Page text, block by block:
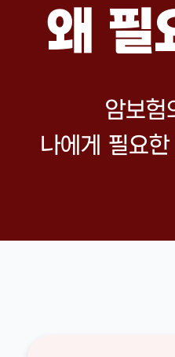
왜 필
암보험
나에게 필요